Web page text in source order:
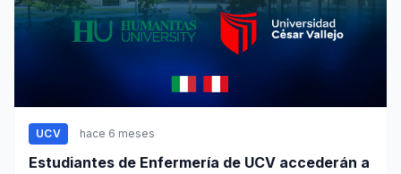
UCV hace 6 meses
Estudiantes de Enfermería de UCV accederán a